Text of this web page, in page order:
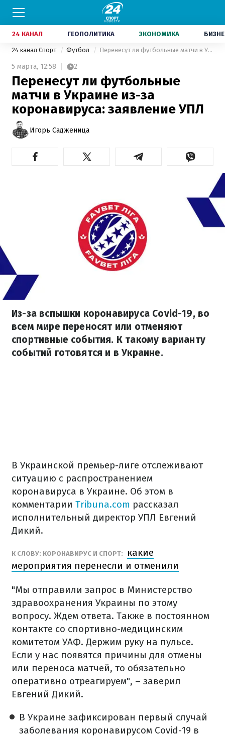
24 КАНАЛ ГЕОПОЛИТИКА ЭКОНОМИКА
24 канал Спорт Футбол Перенесут ли футбольные матчи в Украине из-за коронавируса: заявление УПЛ
5 марта, 12:58 2
Перенесут ли футбольные
матчи в Украине из-за
коронавируса: заявление УПЛ
Игорь Садженица
Из-за вспышки коронавируса Covid-19, во
всем мире переносят или отменяют
спортивные события. К такому варианту
событий готовятся и в Украине.
В Украинской премьер-лиге отслеживают
ситуацию с распространением
коронавируса в Украине. Об этом в
комментарии Tribuna.com рассказал
исполнительный директор УПЛ Евгений
Дикий.
К СЛОВУ: КОРОНАВИРУС И СПОРТ:
какие
мероприятия перенесли и отменили
"Мы отправили запрос в Министерство
здравоохранения Украины по этому
вопросу. Ждем ответа. Также в постоянном
контакте со спортивно-медицинским
комитетом УАФ. Держим руку на пульсе.
Если у нас появятся причины для отмены
или переноса матчей, то обязательно
оперативно отреагируем", – заверил
Евгений Дикий.
В Украине зафиксирован первый случай
заболевания коронавирусом Covid-19 в